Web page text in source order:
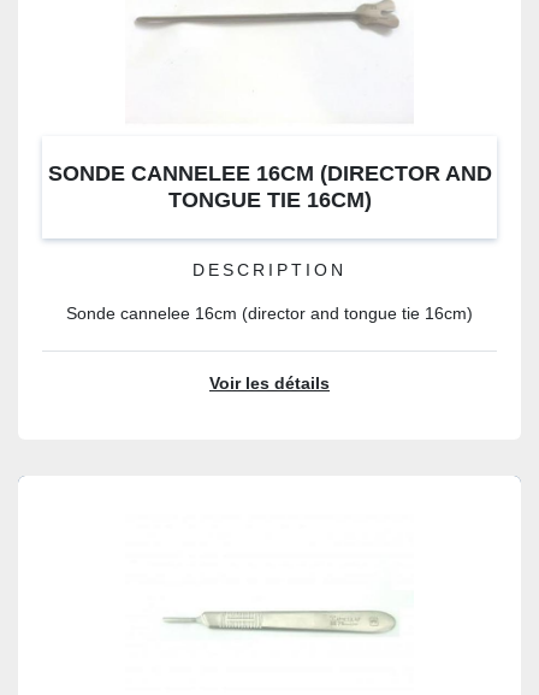
SONDE CANNELEE 16CM (DIRECTOR AND
TONGUE TIE 16CM)
DESCRIPTION
Sonde cannelee 16cm (director and tongue tie 16cm)
Voir les détails